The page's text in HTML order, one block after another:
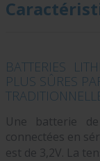
BATTERIES
PLUS SÛRES
Une batterie
connectées en
est de 3,2V. La